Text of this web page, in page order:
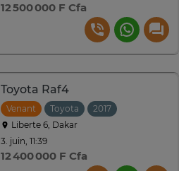
12 500 000 F Cfa
Toyota Raf4
Venant Toyota 2017
Liberte 6, Dakar
3. juin, 11:39
12 400 000 F Cfa